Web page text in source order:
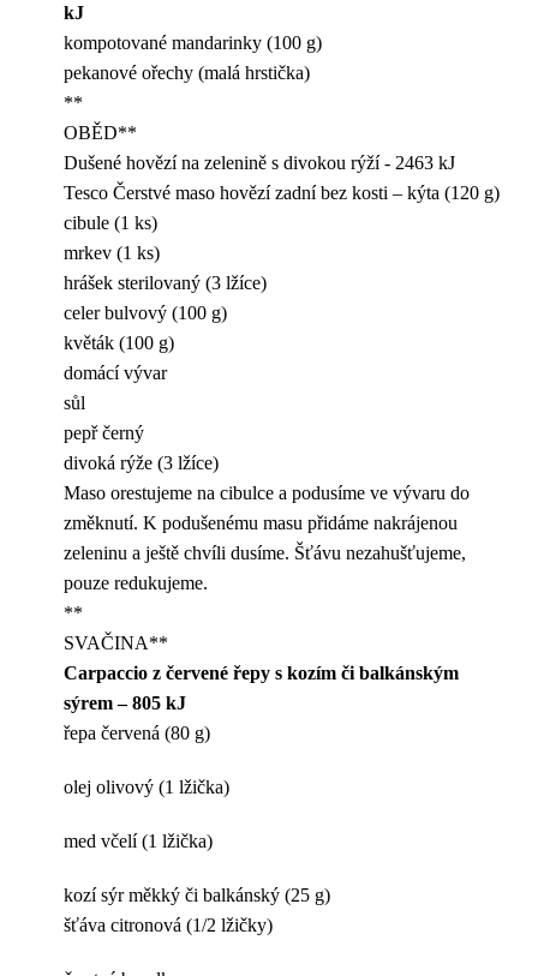
kJ
kompotované mandarinky (100 g)
pekanové ořechy (malá hrstička)
**
OBĚD**
Dušené hovězí na zelenině s divokou rýží - 2463 kJ
Tesco Čerstvé maso hovězí zadní bez kosti – kýta (120 g)
cibule (1 ks)
mrkev (1 ks)
hrášek sterilovaný (3 lžíce)
celer bulvový (100 g)
květák (100 g)
domácí vývar
sůl
pepř černý
divoká rýže (3 lžíce)
Maso orestujeme na cibulce a podusíme ve vývaru do
změknutí. K podušenému masu přidáme nakrájenou
zeleninu a ještě chvíli dusíme. Šťávu nezahušťujeme,
pouze redukujeme.
**
SVAČINA**
Carpaccio z červené řepy s kozím či balkánským
sýrem – 805 kJ
řepa červená (80 g)
olej olivový (1 lžička)
med včelí (1 lžička)
kozí sýr měkký či balkánský (25 g)
šťáva citronová (1/2 lžičky)